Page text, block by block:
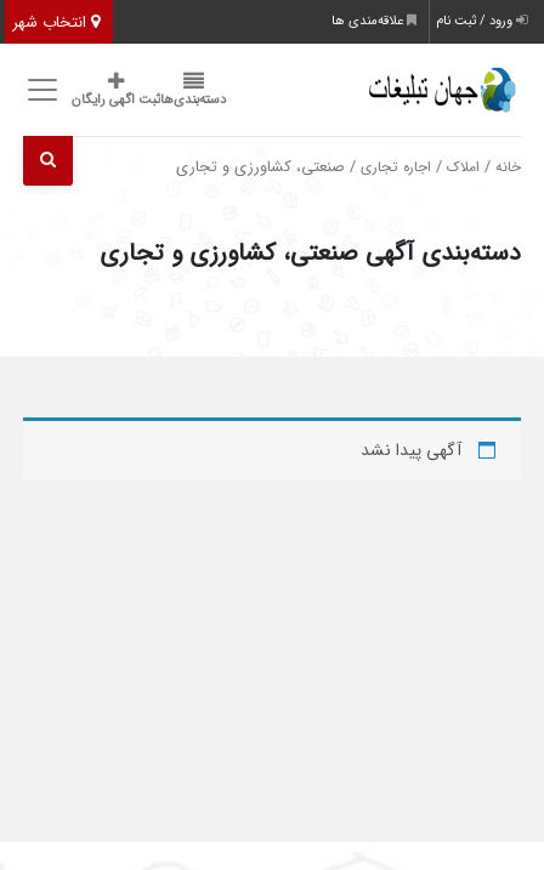
انتخاب شهر ورود / ثبت نام علاقه‌مندی ها
دسته‌بندی‌هاثبت اگهی رایگان
خانه / املاک / اجاره تجاری / صنعتی، کشاورزی و تجاری
دسته‌بندی آگهی صنعتی، کشاورزی و تجاری
آگهی پیدا نشد